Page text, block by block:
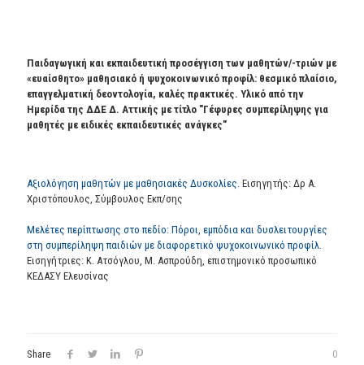
Παιδαγωγική και εκπαιδευτική προσέγγιση των μαθητών/-τριών με
«ευαίσθητο» μαθησιακό ή ψυχοκοινωνικό προφίλ: θεσμικό πλαίσιο,
επαγγελματική δεοντολογία, καλές πρακτικές. Υλικό από την
Ημερίδα της ΔΔΕ Δ. Αττικής με τίτλο "Γέφυρες συμπερίληψης για
μαθητές με ειδικές εκπαιδευτικές ανάγκες"
Αξιολόγηση μαθητών με μαθησιακές Δυσκολίες. Εισηγητής: Δρ Α.
Χριστόπουλος, Σύμβουλος Εκπ/σης
Μελέτες περίπτωσης στο πεδίο: Πόροι, εμπόδια και δυσλειτουργίες
στη συμπερίληψη παιδιών με διαφορετικό ψυχοκοινωνικό προφίλ.
Εισηγήτριες: Κ. Ατσόγλου, Μ. Ασπρούδη, επιστημονικό προσωπικό
ΚΕΔΑΣΥ Ελευσίνας
Share 0